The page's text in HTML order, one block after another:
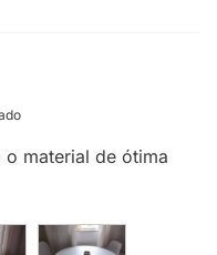
material de ótima